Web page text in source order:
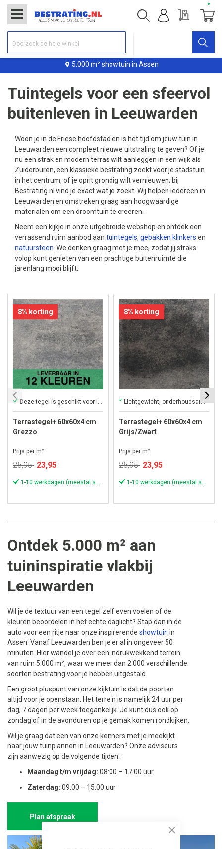
Close
5.000 m² showtuin in Assen
Offerte
Tuintegels voor een sfeervol
buitenleven in Leeuwarden
Woon je in de Friese hoofdstad en is het tijd om jouw tuin in
Leeuwarden een compleet nieuwe uitstraling te geven? Of je
nu een strak en modern terras wilt aanleggen in een wijk als
Zuiderburen, een klassieke bestrating zoekt voor je stadstuin
in het centrum, of je oprit grondig wilt vernieuwen; bij
Bestrating.nl vind je exact wat je zoekt. Wij helpen iedereen in
Leeuwarden en omstreken graag aan hoogwaardige
materialen om een droomtuin te creëren.
Neem een kijkje in onze uitgebreide webshop en ontdek een
verrassend ruim aanbod aan tuintegels, gebakken klinkers en
natuursteen . We denken graag met je mee, zodat jij straks
volop kunt genieten van een prachtige buitenruimte die
jarenlang mooi blijft.
8% korting
Deze tegel is geschikt voor iedere tuin!
Terrastegel+ 60x60x4 cm
Grezzo
Prijs per m²
25,95 Speciale
23,95
8% korting
Lichtgewicht, onderhoudsarm en direct af te halen in onze winkel
Terrastegel+ 60x60x4 cm
Grijs/Zwart
Prijs per m²
25,95 Speciale
23,95
Ontdek 5.000 m² aan
tuininspiratie vlakbij
Leeuwarden
Wil je de textuur van een tegel zelf even voelen of de
kleuren beoordelen in het echte daglicht? Stap dan in de
auto voor een ritje naar onze inspirerende showtuin in
Assen. Vanaf Leeuwarden ben je er al in ongeveer 50
minuten. Hier wandel je over een indrukwekkend terrein
van ruim 5.000 m², waar we meer dan 2.000 verschillende
soorten bestrating voor je hebben uitgestald.
Een groot pluspunt van onze kijktuin is dat de poorten
altijd voor je openstaan. Het terrein is namelijk 24 uur per
dag, 7 dagen per week toegankelijk. Je kunt dus ook op
zondag of in de avonduren op je gemak komen rondkijken.
Wil je graag dat een van onze kenners met je meekijkt
naar jouw tuinplannen in Leeuwarden? Onze adviseurs
zijn aanwezig op de volgende tijden:
Maandag t/m vrijdag: 08:00 – 17:00 uur
Zaterdag: 09:00 – 15:00 uur
Plan afspraak